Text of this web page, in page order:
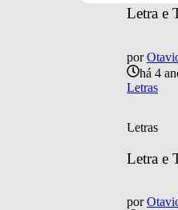
Letra e
por
há 4
Letras
Letras
Letra e
por